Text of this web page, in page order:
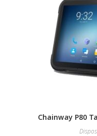
Chainway P80